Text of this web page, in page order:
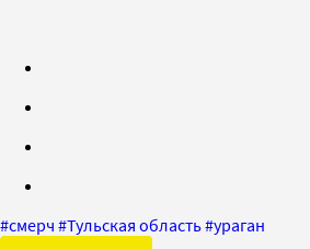
#смерч #Тульская область#ураган